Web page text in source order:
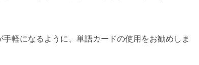
軽になるように、単語カードの使用をお勧めしま